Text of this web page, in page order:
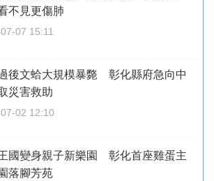
不見更傷肺
07 15:11
後文蛤大規模暴斃 彰化縣府急向中
災害救助
02 12:10
國變身親子新樂園 彰化首座雞蛋主
落腳芳苑